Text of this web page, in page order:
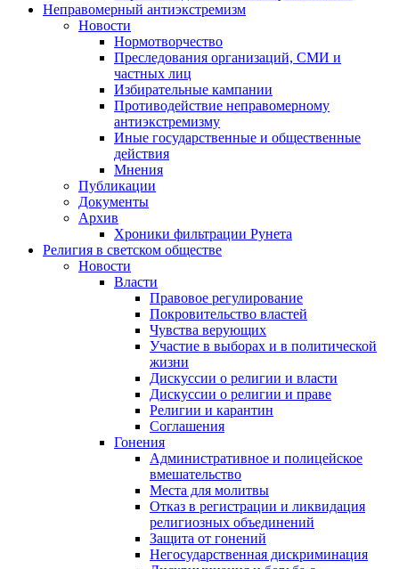
Неправомерный антиэкстремизм
Новости
Нормотворчество
Преследования организаций, СМИ и
частных лиц
Избирательные кампании
Противодействие неправомерному
антиэкстремизму
Иные государственные и общественные
действия
Мнения
Публикации
Документы
Архив
Хроники фильтрации Рунета
Религия в светском обществе
Новости
Власти
Правовое регулирование
Покровительство властей
Чувства верующих
Участие в выборах и в политической
жизни
Дискуссии о религии и власти
Дискуссии о религии и праве
Религии и карантин
Соглашения
Гонения
Административное и полицейское
вмешательство
Места для молитвы
Отказ в регистрации и ликвидация
религиозных объединений
Защита от гонений
Негосударственная дискриминация